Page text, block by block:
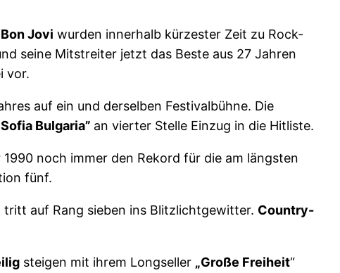
Bon Jovi wurden innerhalb kürzester Zeit zu Rock-
seine Mitstreiter jetzt das Beste aus 27 Jahren
vor.
auf ein und derselben Festivalbühne. Die
Bulgaria” an vierter Stelle Einzug in die Hitliste.
1990 noch immer den Rekord für die am längsten
fünf.
tritt auf Rang sieben ins Blitzlichtgewitter. Country-
steigen mit ihrem Longseller „Große Freiheit“